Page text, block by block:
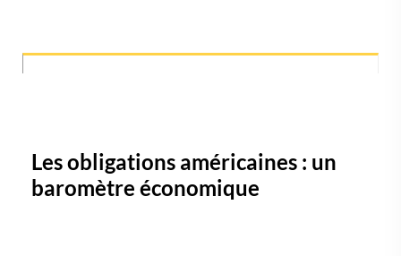
Les obligations américaines : un
baromètre économique